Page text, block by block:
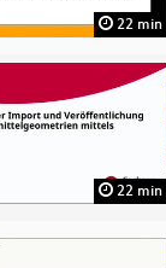
22 min
22 min